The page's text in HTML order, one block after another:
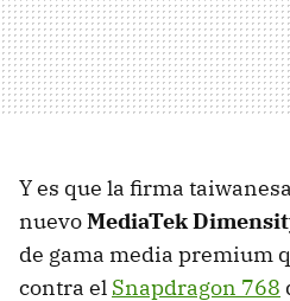
Y es que la firma
nuevoMediaTek
de gama media premium
contra el Snapdragon 768